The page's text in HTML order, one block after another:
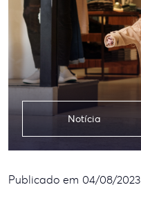
Notícia
Publicado em 04/08/2023